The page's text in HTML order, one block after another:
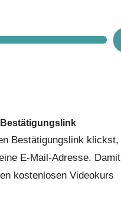
Bestätigungslink klickst,
E-Mail-Adresse. Damit
kostenlosen Videokurs